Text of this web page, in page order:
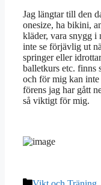
Jag längtar till den
onesize, ha bikini,
kläder, vara snygg i
inte se förjävlig ut
springer eller
balletkurs etc. finns
och för mig kan
förens jag har gått
så viktigt för mig.
Kategorier